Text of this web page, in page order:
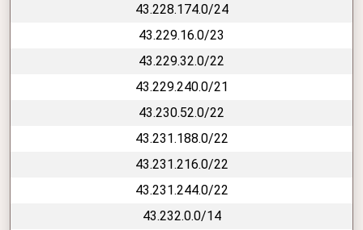
43.228.174.0/24
43.229.16.0/23
43.229.32.0/22
43.229.240.0/21
43.230.52.0/22
43.231.188.0/22
43.231.216.0/22
43.231.244.0/22
43.232.0.0/14